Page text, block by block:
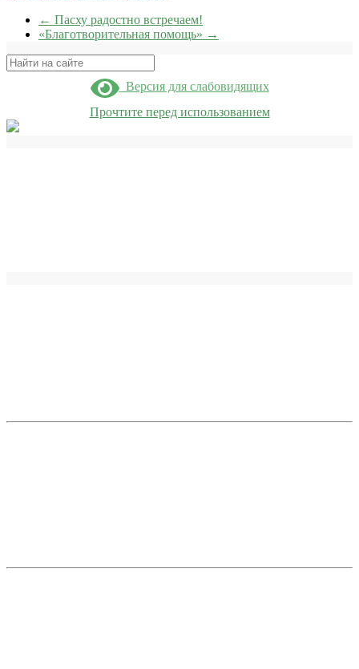
← Пасху радостно встречаем!
«Благотворительная помощь» →
Поиск
Версия для слабовидящих
Прочтите перед использованием